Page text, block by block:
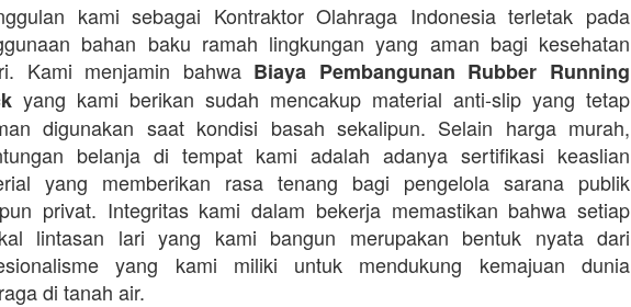
kami sebagai Kontraktor Olahraga Indonesia terletak pada
bahan baku ramah lingkungan yang aman bagi kesehatan
Kami menjamin bahwa Biaya Pembangunan Rubber Running
yang kami berikan sudah mencakup material anti-slip yang tetap
digunakan saat kondisi basah sekalipun. Selain harga murah,
belanja di tempat kami adalah adanya sertifikasi keaslian
yang memberikan rasa tenang bagi pengelola sarana publik
privat. Integritas kami dalam bekerja memastikan bahwa setiap
lintasan lari yang kami bangun merupakan bentuk nyata dari
yang kami miliki untuk mendukung kemajuan dunia
di tanah air.